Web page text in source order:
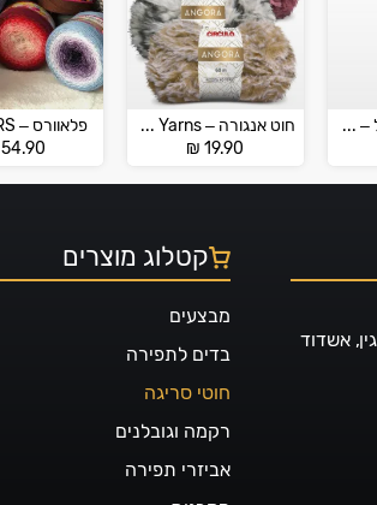
חוט קטיפה סנאגל – Snuggle חוט אנגורה – ANGORA by Circulo Yarns
₪ 19.90
פלאוורס – FLOWERS
54.90
אשדוד
קטלוג מוצרים
מבצעים
בדים לתפירה
חוטי סריגה
רקמה וגובלנים
אביזרי תפירה